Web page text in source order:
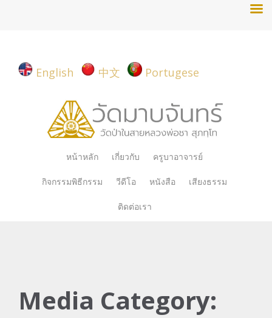
English 中文 Portugese
Skip
content
หน้าหลัก เกี่ยวกับ ครูบาอาจารย์
กิจกรรมพิธีกรรม วีดีโอ หนังสือ เสียงธรรม
ติดต่อเรา
Media Category: